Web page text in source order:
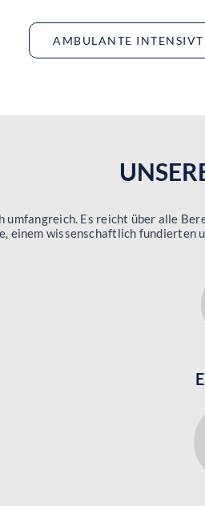
AMBULANTE
Es reicht über alle
einem wissenschaftlich fundierten